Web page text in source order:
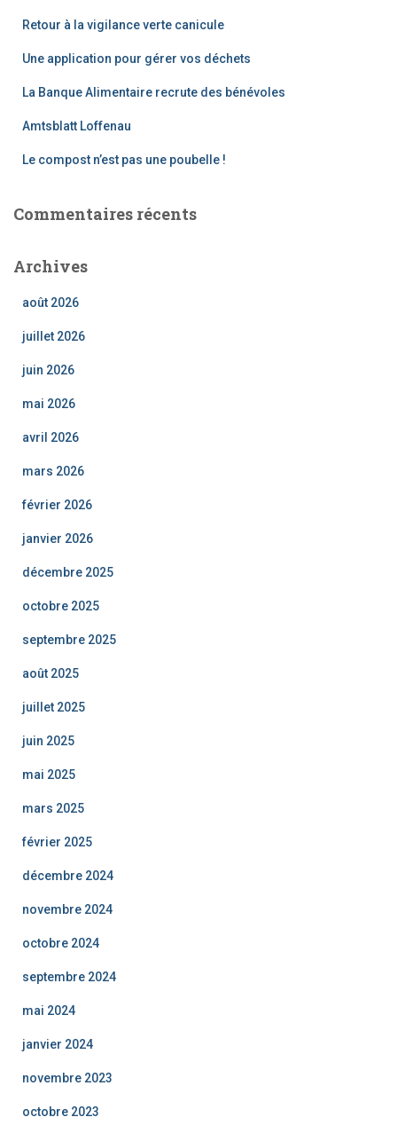
Retour à la vigilance verte canicule
Une application pour gérer vos déchets
La Banque Alimentaire recrute des bénévoles
Amtsblatt Loffenau
Le compost n’est pas une poubelle !
Commentaires récents
Archives
août 2026
juillet 2026
juin 2026
mai 2026
avril 2026
mars 2026
février 2026
janvier 2026
décembre 2025
octobre 2025
septembre 2025
août 2025
juillet 2025
juin 2025
mai 2025
mars 2025
février 2025
décembre 2024
novembre 2024
octobre 2024
septembre 2024
mai 2024
janvier 2024
novembre 2023
octobre 2023